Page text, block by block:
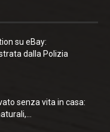
su eBay:
dalla Polizia
senza vita in casa: